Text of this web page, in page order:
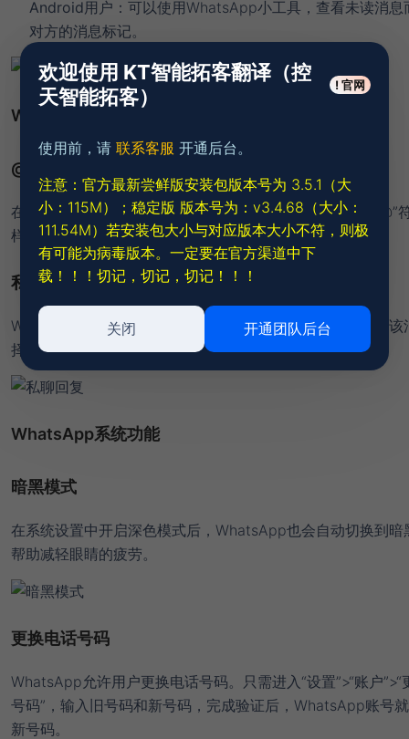
Android用户： 可以使用WhatsApp小工具，查看未读消息
对方的消息标记。
WhatsApp群组功能
@提及功能
在群组中，当你被@提及时，WhatsApp会在对话栏显示“@”
样你就不会错过任何重要消息。
私聊回复
WhatsApp还支持在群组中私下回复某个成员的消息。长按该
择“私人回复”，即可在该成员的个人对话中继续交流。
WhatsApp系统功能
暗黑模式
在系统设置中开启深色模式后，WhatsApp也会自动切换到暗
帮助减轻眼睛的疲劳。
更换电话号码
WhatsApp允许用户更换电话号码。只需进入“设置”>“账户”>“
号码”，输入旧号码和新号码，完成验证后，WhatsApp账号
新号码。
欢迎使用 KT智能拓客翻译（控
天智能拓客）
! 官网
使用前，请联系客服 开通后台。
注意：官方最新尝鲜版安装包版本号为 3.5.1（大
小：115M）；稳定版 版本号为：v3.4.68（大小：
111.54M）若安装包大小与对应版本大小不符，则极
有可能为病毒版本。一定要在官方渠道中下
载！！！切记，切记，切记！！！
关闭 开通团队后台